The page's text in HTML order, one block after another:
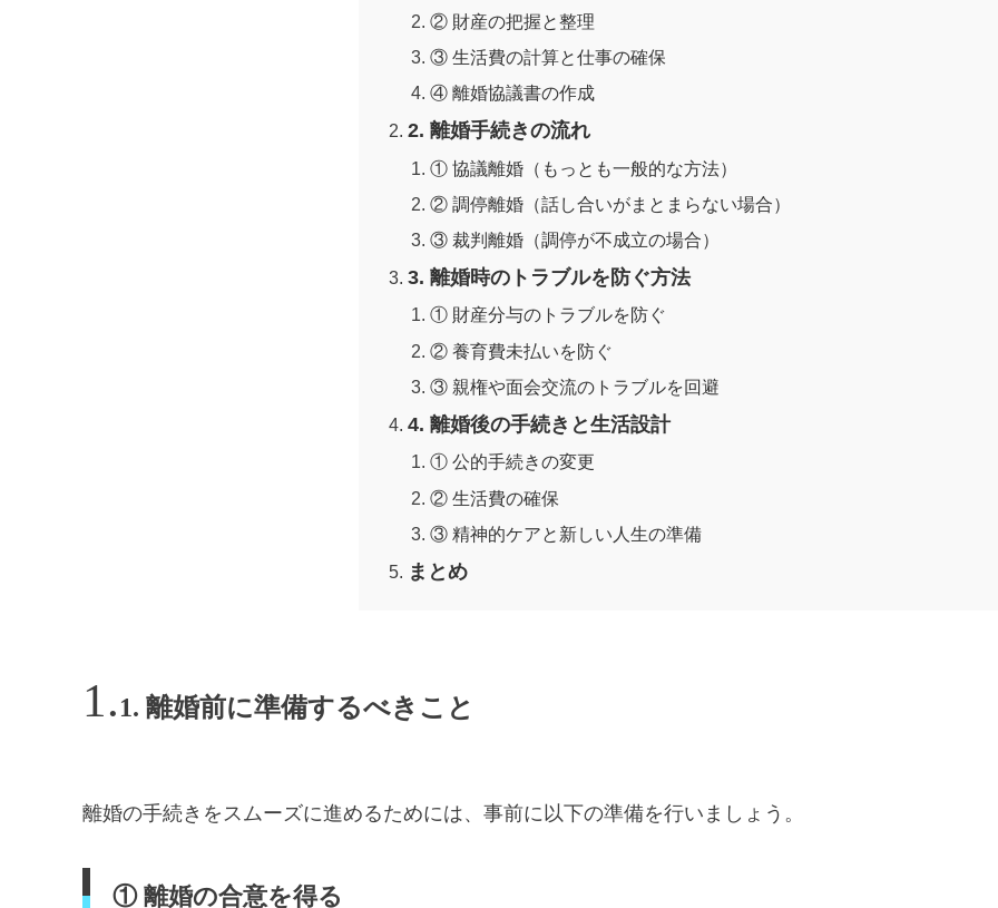
② 財産の把握と整理
③ 生活費の計算と仕事の確保
④ 離婚協議書の作成
2. 離婚手続きの流れ
① 協議離婚（もっとも一般的な方法）
② 調停離婚（話し合いがまとまらない場合）
③ 裁判離婚（調停が不成立の場合）
3. 離婚時のトラブルを防ぐ方法
① 財産分与のトラブルを防ぐ
② 養育費未払いを防ぐ
③ 親権や面会交流のトラブルを回避
4. 離婚後の手続きと生活設計
① 公的手続きの変更
② 生活費の確保
③ 精神的ケアと新しい人生の準備
まとめ
1. 離婚前に準備するべきこと
離婚の手続きをスムーズに進めるためには、事前に以下の準備を行いましょう。
① 離婚の合意を得る